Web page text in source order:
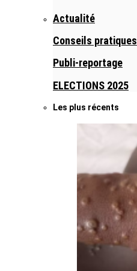
Actualité
Conseils pratiques
Publi-reportage
ELECTIONS 2025
Les plus récents